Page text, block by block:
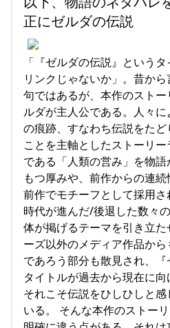
正にゼルダの伝説
「『ゼルダの伝説』という
リンクじゃないか」。昔か
句ではあるが、本作のスト
ルダが主人公である。人々
の痕跡、すなわち伝説をた
ことを主軸としたストーリ
である「人類の営み」を物
もつ厚みや、前作からの連続
前作でモチーフとして採用
時代が進んだ/後退した数々
体が掲げるテーマを引き立
ーズ以外のメディア作品か
であろう部分も散見され、
タイトルが過去から現在に
それこそ伝説をひしひしと
いる。 そんな本作のストー